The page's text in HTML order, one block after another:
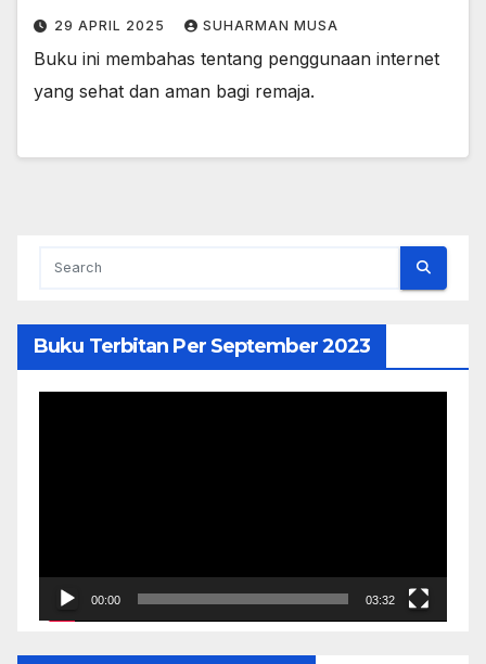
29 APRIL 2025 SUHARMAN MUSA
Buku ini membahas tentang penggunaan internet
yang sehat dan aman bagi remaja.
Buku Terbitan Per September 2023
00:00 03:32